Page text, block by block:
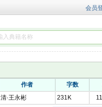
作者 字数
清·王永彬 231K